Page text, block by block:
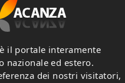
è il portale interamente
nazionale ed estero.
dei nostri visitatori,